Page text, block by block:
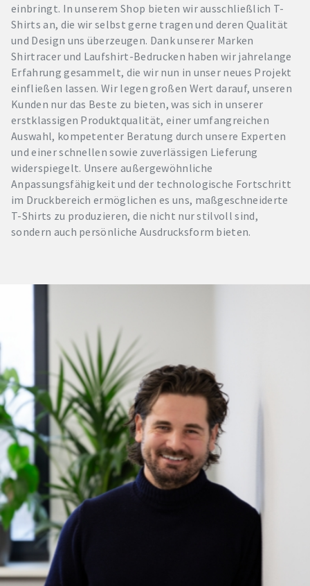
einbringt. In unserem Shop bieten wir ausschließlich T-
Shirts an, die wir selbst gerne tragen und deren Qualität
und Design uns überzeugen. Dank unserer Marken
Shirtracer und Laufshirt-Bedrucken haben wir jahrelange
Erfahrung gesammelt, die wir nun in unser neues Projekt
einfließen lassen. Wir legen großen Wert darauf, unseren
Kunden nur das Beste zu bieten, was sich in unserer
erstklassigen Produktqualität, einer umfangreichen
Auswahl, kompetenter Beratung durch unsere Experten
und einer schnellen sowie zuverlässigen Lieferung
widerspiegelt. Unsere außergewöhnliche
Anpassungsfähigkeit und der technologische Fortschritt
im Druckbereich ermöglichen es uns, maßgeschneiderte
T-Shirts zu produzieren, die nicht nur stilvoll sind,
sondern auch persönliche Ausdrucksform bieten.